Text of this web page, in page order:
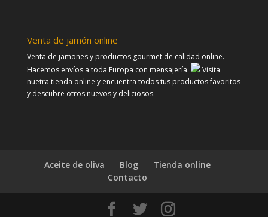
Venta de jamón online
Venta de jamones y productos gourmet de calidad online.
Hacemos envíos a toda Europa con mensajería.
Visita
nuetra tienda online y encuentra todos tus productos favoritos
y descubre otros nuevos y deliciosos.
Aceite de oliva Blog
Tienda online
Contacto